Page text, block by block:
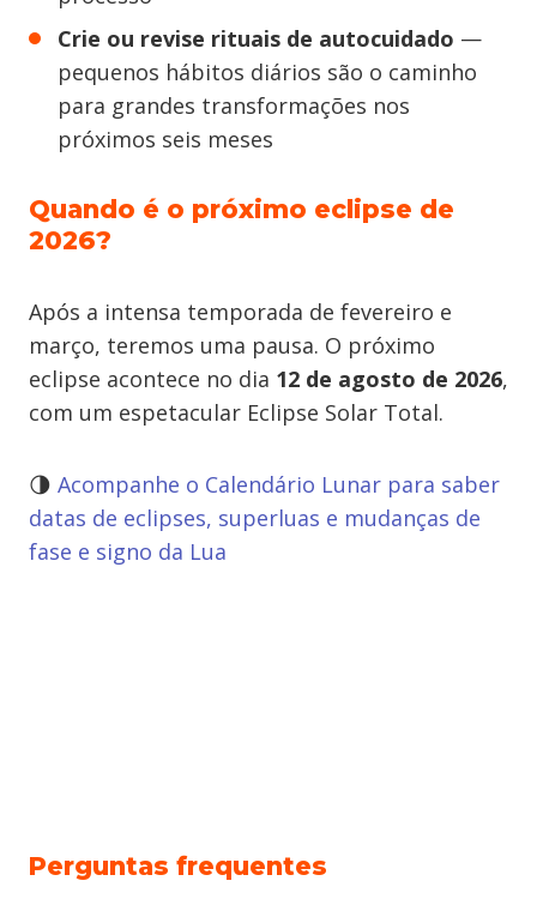
Crie ou revise rituais de autocuidado —
pequenos hábitos diários são o caminho
para grandes transformações nos
próximos seis meses
Quando é o próximo eclipse de
2026?
Após a intensa temporada de fevereiro e
março, teremos uma pausa. O próximo
eclipse acontece no dia 12 de agosto de 2026,
com um espetacular Eclipse Solar Total.
🌗 Acompanhe o Calendário Lunar para saber
datas de eclipses, superluas e mudanças de
fase e signo da Lua
Perguntas frequentes